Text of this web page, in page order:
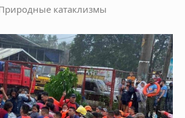
катаклизмы